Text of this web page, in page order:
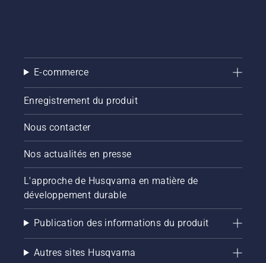
E-commerce
Enregistrement du produit
Nous contacter
Nos actualités en presse
L'approche de Husqvarna en matière de
développement durable
Publication des informations du produit
Autres sites Husqvarna